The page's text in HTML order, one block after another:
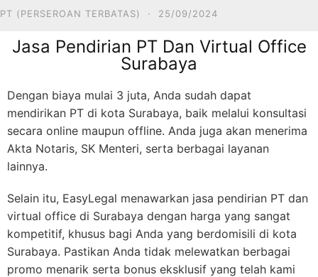
PT (PERSEROAN TERBATAS) · 25/09/2024
Jasa Pendirian PT Dan Virtual Office
Surabaya
Dengan biaya mulai 3 juta, Anda sudah dapat
mendirikan PT di kota Surabaya, baik melalui konsultasi
secara online maupun offline. Anda juga akan menerima
Akta Notaris, SK Menteri, serta berbagai layanan
lainnya.
Selain itu, EasyLegal menawarkan jasa pendirian PT dan
virtual office di Surabaya dengan harga yang sangat
kompetitif, khusus bagi Anda yang berdomisili di kota
Surabaya. Pastikan Anda tidak melewatkan berbagai
promo menarik serta bonus eksklusif yang telah kami